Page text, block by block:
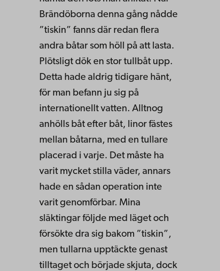
Brändöborna denna gång nådde
”tiskin” fanns där redan flera
andra båtar som höll på att lasta.
Plötsligt dök en stor tullbåt upp.
Detta hade aldrig tidigare hänt,
för man befann ju sig på
internationellt vatten. Alltnog
anhölls båt efter båt, linor fästes
mellan båtarna, med en tullare
placerad i varje. Det måste ha
varit mycket stilla väder, annars
hade en sådan operation inte
varit genomförbar. Mina
släktingar följde med läget och
försökte dra sig bakom ”tiskin”,
men tullarna upptäckte genast
tilltaget och började skjuta, dock